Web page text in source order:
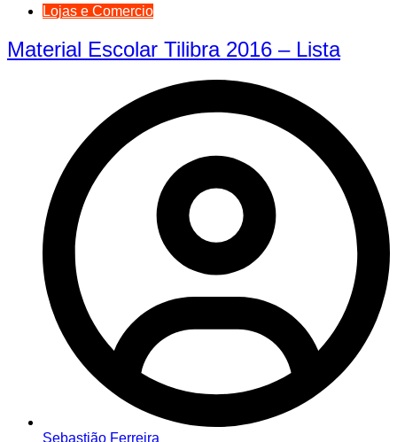
Lojas e Comercio
Material Escolar Tilibra 2016 – Lista
Sebastião Ferreira